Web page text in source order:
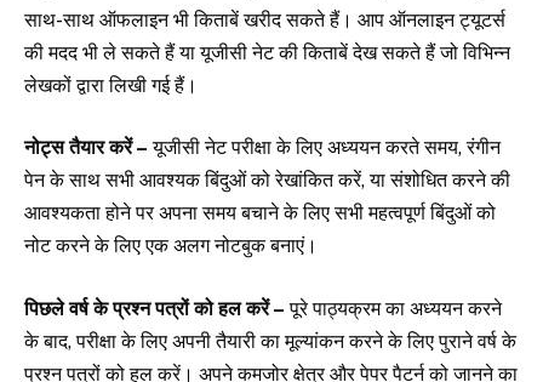
साथ-साथ ऑफलाइन भी किताबें खरीद सकते हैं। आप ऑनलाइन ट्यूटर्स
की मदद भी ले सकते हैं या यूजीसी नेट की किताबें देख सकते हैं जो विभिन्न
लेखकों द्वारा लिखी गई हैं।
नोट्स तैयार करें – यूजीसी नेट परीक्षा के लिए अध्ययन करते समय, रंगीन
पेन के साथ सभी आवश्यक बिंदुओं को रेखांकित करें, या संशोधित करने की
आवश्यकता होने पर अपना समय बचाने के लिए सभी महत्वपूर्ण बिंदुओं को
नोट करने के लिए एक अलग नोटबुक बनाएं।
पिछले वर्ष के प्रश्न पत्रों को हल करें – पूरे पाठ्यक्रम का अध्ययन करने
के बाद, परीक्षा के लिए अपनी तैयारी का मूल्यांकन करने के लिए पुराने वर्ष के
प्रश्न पत्रों को हल करें। अपने कमजोर क्षेत्र और पेपर पैटर्न को जानने का